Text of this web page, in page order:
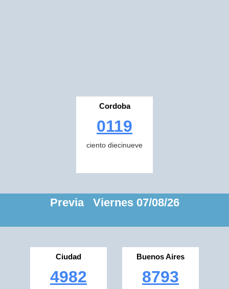
Cordoba
0119
ciento diecinueve
Previa Viernes 07/08/26
Ciudad
4982
Buenos Aires
8793